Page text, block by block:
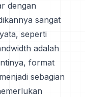
dengan
sangat
seperti
adalah
format
sebagian